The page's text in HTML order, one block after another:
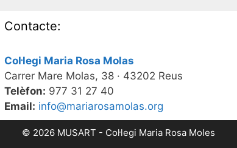
Contacte:
Col·legi Maria Rosa Molas
Carrer Mare Molas, 38 · 43202 Reus
Telèfon: 977 31 27 40
Email: info@mariarosamolas.org
© 2026 MUSART - Col·legi Maria Rosa Moles